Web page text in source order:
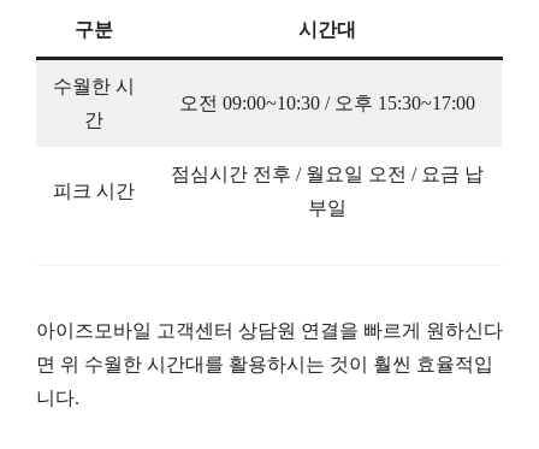
구분 시간대
수월한 시
간
오전 09:00~10:30 / 오후 15:30~17:00
피크 시간
점심시간 전후 / 월요일 오전 / 요금 납
부일
아이즈모바일 고객센터 상담원 연결을 빠르게 원하신다
면 위 수월한 시간대를 활용하시는 것이 훨씬 효율적입
니다.